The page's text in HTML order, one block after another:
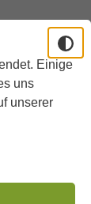
Einige
uns
unserer
im